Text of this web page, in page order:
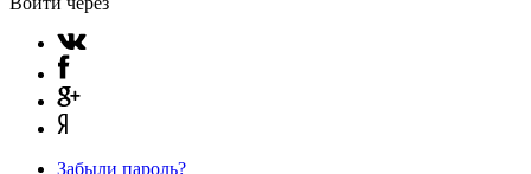
Забыли пароль?